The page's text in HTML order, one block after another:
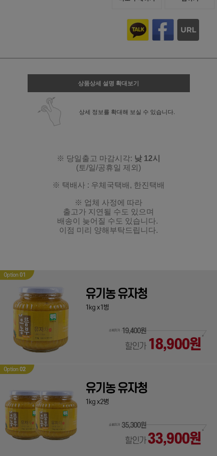
상품상세 설명 확대보기
상세 정보를 확대해 보실 수 있습니다.
※ 당일출고 마감시각: 낮 12시
(토/일/공휴일 제외)
※ 택배사 : 우체국택배, 한진택배
※ 업체 사정에 따라
출고가 지연될 수도 있으며
배송이 늦어질 수도 있습니다.
이점 미리 양해부탁드립니다.